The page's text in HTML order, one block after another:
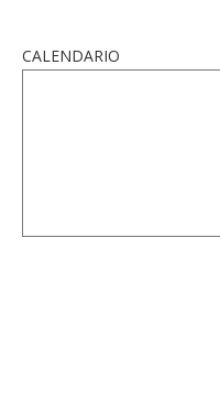
CALENDARIO